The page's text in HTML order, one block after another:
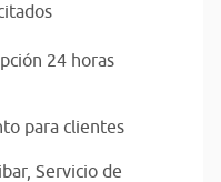
24 horas
para clientes
Servicio de